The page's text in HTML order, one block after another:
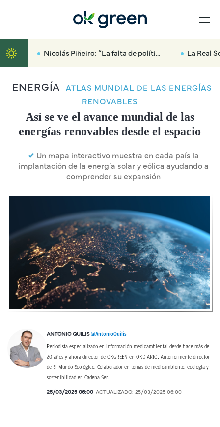
Nicolás Piñeiro: “La falta de políticas forestales ha sido la gasolina que ha arrasado media provincia” La Real Sociedad Canina
ENERGÍA
ATLAS MUNDIAL DE LAS ENERGÍAS
RENOVABLES
Así se ve el avance mundial de las
energías renovables desde el espacio
Un mapa interactivo muestra en cada país la
implantación de la energía solar y eólica ayudando a
comprender su expansión
ANTONIO QUILIS @AntonioQuilis
Periodista especializado en información medioambiental desde hace más de
20 años y ahora director de OKGREEN en OKDIARIO. Anteriormente director
de El Mundo Ecológico. Colaborador en temas de medioambiente, ecología y
sostenibilidad en Cadena Ser.
25/03/2025 06:00 ACTUALIZADO: 25/03/2025 06:00